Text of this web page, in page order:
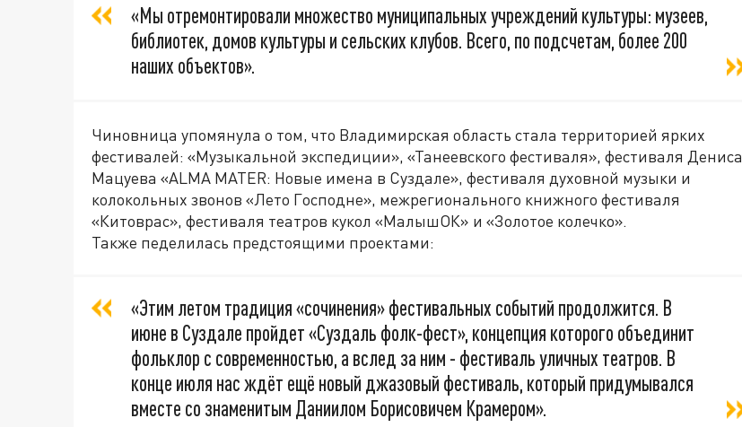
«Мы отремонтировали множество муниципальных учреждений культуры: музеев,
библиотек, домов культуры и сельских клубов. Всего, по подсчетам, более 200
наших объектов».
Чиновница упомянула о том, что Владимирская область стала территорией ярких
фестивалей: «Музыкальной экспедиции», «Танеевского фестиваля», фестиваля Дениса
Мацуева «ALMA MATER: Новые имена в Суздале», фестиваля духовной музыки и
колокольных звонов «Лето Господне», межрегионального книжного фестиваля
«Китоврас», фестиваля театров кукол «МалышОК» и «Золотое колечко».
Также педелилась предстоящими проектами:
«Этим летом традиция «сочинения» фестивальных событий продолжится. В
июне в Суздале пройдет «Суздаль фолк-фест», концепция которого объединит
фольклор с современностью, а вслед за ним - фестиваль уличных театров. В
конце июля нас ждёт ещё новый джазовый фестиваль, который придумывался
вместе со знаменитым Даниилом Борисовичем Крамером».